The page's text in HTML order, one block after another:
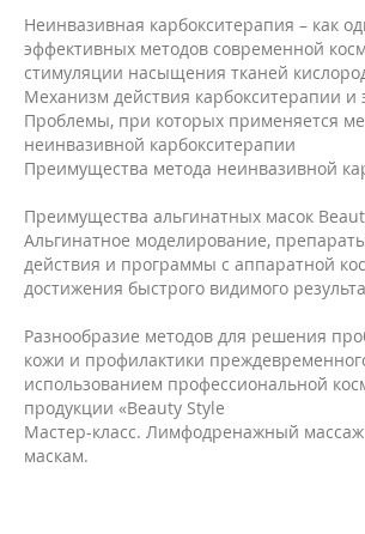
Неинвазивная карбокситерапия – как
эффективных методов современной
стимуляции насыщения тканей
Механизм действия карбокситерапии и
Проблемы, при которых применяется
неинвазивной карбокситерапии
Преимущества метода неинвазивной
Преимущества альгинатных масок
Альгинатное моделирование,
действия и программы с аппаратной
достижения быстрого видимого
Разнообразие методов для решения
кожи и профилактики
использованием профессиональной
продукции «Beauty Style
Мастер-класс. Лимфодренажный
маскам.